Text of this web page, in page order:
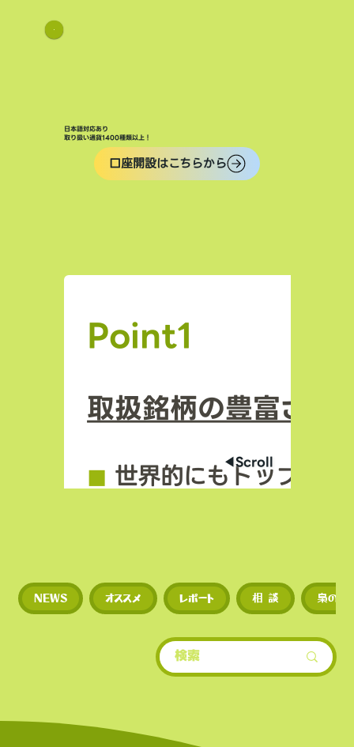
日本語対応あり
取り扱い通貨1400種類以上！
口座開設はこちらから
Point1
取扱銘柄の豊富さ
◼︎ 世界的にもトップクラ
◼︎新規トークンや草コイ
期に上場するため、投資
多い。
​• 世界的にもトップクラ
◀︎Scroll
NEWS オススメ レポート 相 談 梟のひ